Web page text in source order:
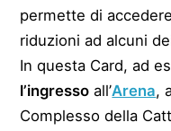
permette di
riduzioni ad alcuni
In questa Card, ad
l’ingresso all’Arena,
Complesso della